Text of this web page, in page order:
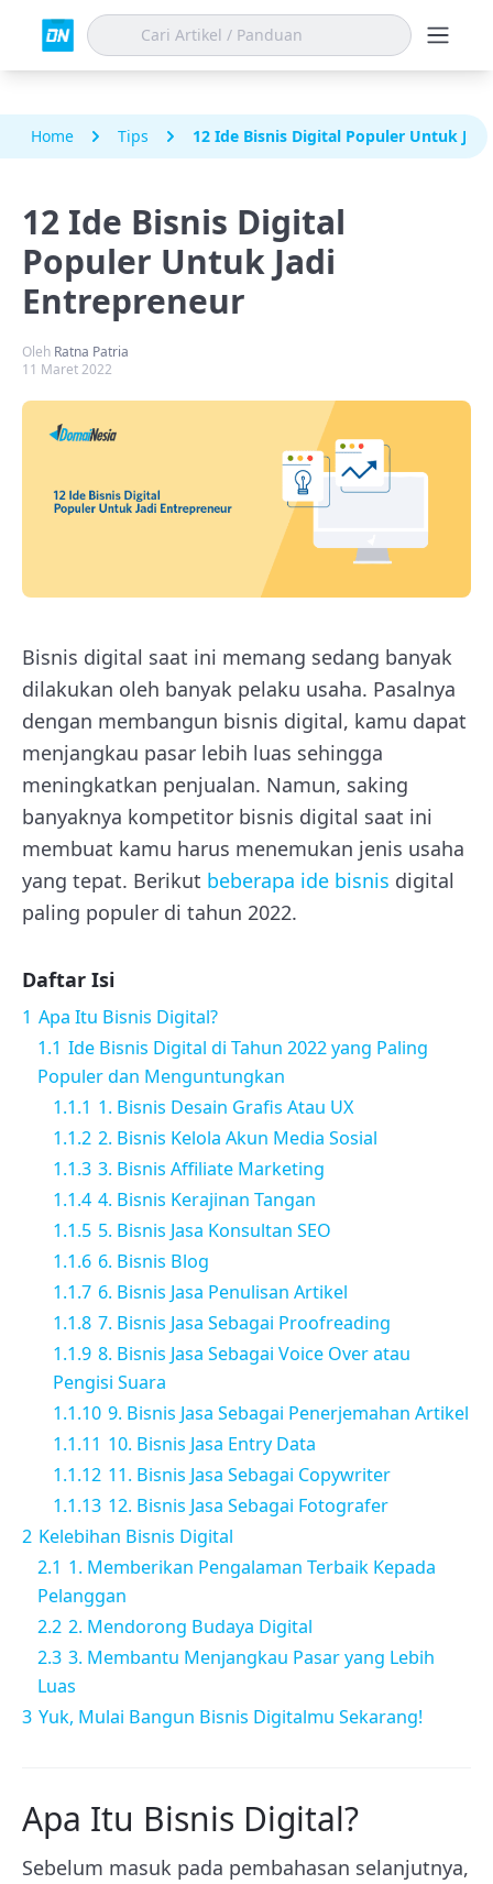
Home Tips 12 Ide Bisnis Digital Populer Untuk
12 Ide Bisnis Digital
Populer Untuk Jadi
Entrepreneur
Oleh Ratna Patria
11 Maret 2022
Bisnis digital saat ini memang sedang banyak
dilakukan oleh banyak pelaku usaha. Pasalnya
dengan membangun bisnis digital, kamu dapat
menjangkau pasar lebih luas sehingga
meningkatkan penjualan. Namun, saking
banyaknya kompetitor bisnis digital saat ini
membuat kamu harus menemukan jenis usaha
yang tepat. Berikut beberapa ide bisnis digital
paling populer di tahun 2022.
Daftar Isi
1 Apa Itu Bisnis Digital?
1.1 Ide Bisnis Digital di Tahun 2022 yang Paling
Populer dan Menguntungkan
1.1.1 1. Bisnis Desain Grafis Atau UX
1.1.2 2. Bisnis Kelola Akun Media Sosial
1.1.3 3. Bisnis Affiliate Marketing
1.1.4 4. Bisnis Kerajinan Tangan
1.1.5 5. Bisnis Jasa Konsultan SEO
1.1.6 6. Bisnis Blog
1.1.7 6. Bisnis Jasa Penulisan Artikel
1.1.8 7. Bisnis Jasa Sebagai Proofreading
1.1.9 8. Bisnis Jasa Sebagai Voice Over atau
Pengisi Suara
1.1.10 9. Bisnis Jasa Sebagai Penerjemahan Artikel
1.1.11 10. Bisnis Jasa Entry Data
1.1.12 11. Bisnis Jasa Sebagai Copywriter
1.1.13 12. Bisnis Jasa Sebagai Fotografer
2 Kelebihan Bisnis Digital
2.1 1. Memberikan Pengalaman Terbaik Kepada
Pelanggan
2.2 2. Mendorong Budaya Digital
2.3 3. Membantu Menjangkau Pasar yang Lebih
Luas
3 Yuk, Mulai Bangun Bisnis Digitalmu Sekarang!
Apa Itu Bisnis Digital?
Sebelum masuk pada pembahasan selanjutnya,